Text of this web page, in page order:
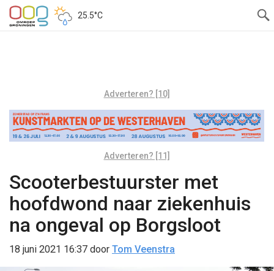
25.5°C
Adverteren? [10]
Adverteren? [11]
Scooterbestuurster met
hoofdwond naar ziekenhuis
na ongeval op Borgsloot
18 juni 2021 16:37 door Tom Veenstra